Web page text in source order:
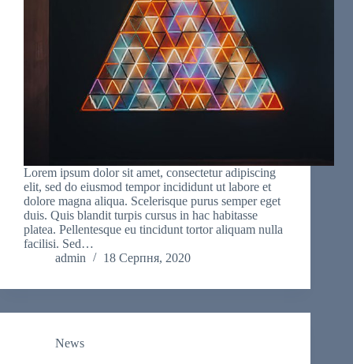
Lorem ipsum dolor sit amet, consectetur adipiscing
elit, sed do eiusmod tempor incididunt ut labore et
dolore magna aliqua. Scelerisque purus semper eget
duis. Quis blandit turpis cursus in hac habitasse
platea. Pellentesque eu tincidunt tortor aliquam nulla
facilisi. Sed…
admin
18 Серпня, 2020
News